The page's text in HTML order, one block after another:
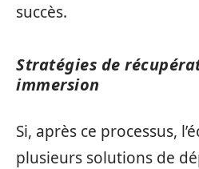
succès.
Stratégies de
immersion
Si, après ce processus,
plusieurs solutions de